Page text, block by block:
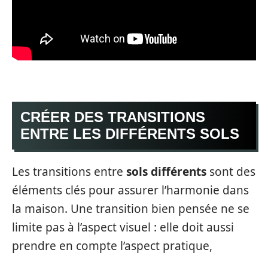
CRÉER DES TRANSITIONS
ENTRE LES DIFFÉRENTS SOLS
Les transitions entre sols différents sont des
éléments clés pour assurer l’harmonie dans
la maison. Une transition bien pensée ne se
limite pas à l’aspect visuel : elle doit aussi
prendre en compte l’aspect pratique,